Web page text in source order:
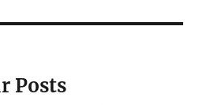
Posts